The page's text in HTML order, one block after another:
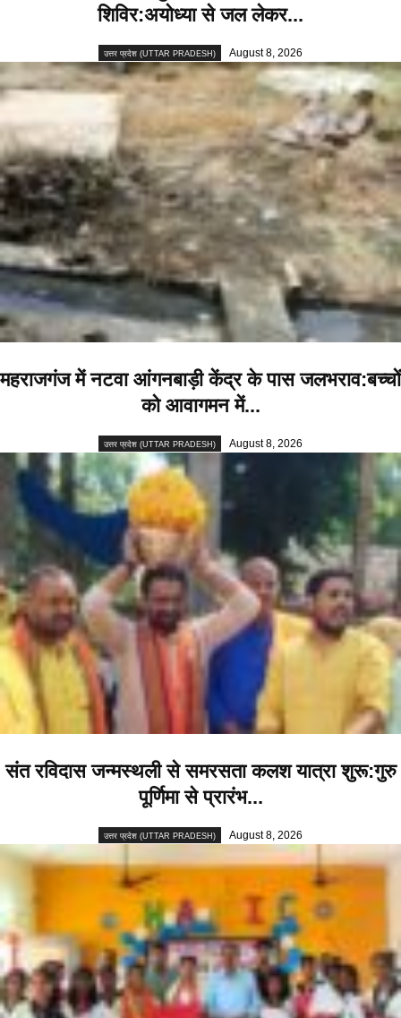
शिविर:अयोध्या से जल लेकर...
उत्तर प्रदेश (UTTAR PRADESH) August 8, 2026
महराजगंज में नटवा आंगनबाड़ी केंद्र के पास जलभराव:बच्चों
को आवागमन में...
उत्तर प्रदेश (UTTAR PRADESH) August 8, 2026
संत रविदास जन्मस्थली से समरसता कलश यात्रा शुरू:गुरु
पूर्णिमा से प्रारंभ...
उत्तर प्रदेश (UTTAR PRADESH) August 8, 2026